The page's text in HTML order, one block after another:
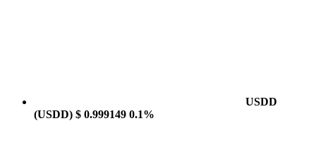
USDD
(USDD) $ 0.999149 0.1%